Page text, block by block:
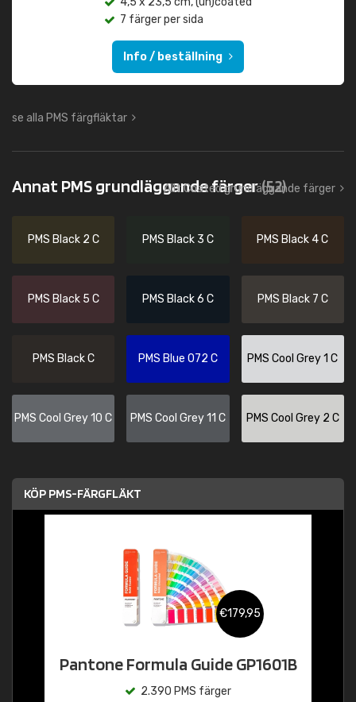
7 färger per sida
Info / beställning
se alla PMS färgfläktar
Annat PMS grundläggande färger(52)
Allt Coated grundläggande färger
PMS Black 2 C PMS Black 3 C PMS Black 4 C
PMS Black 5 C PMS Black 6 C PMS Black 7 C
PMS Black C PMS Blue 072 C PMS Cool Grey 1 C
PMS Cool Grey 10 C PMS Cool Grey 11 C PMS Cool Grey 2 C
KÖP PMS-FÄRGFLÄKT
€179,95
Pantone Formula Guide GP1601B
2.390 PMS färger